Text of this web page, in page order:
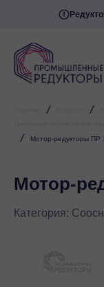
/ /
/ Мотор-редукторы ПР
Мотор-
Категория: